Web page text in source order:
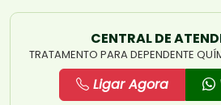
CENTRAL DE
TRATAMENTO PARA DEPENDENTE
Ligar Agora